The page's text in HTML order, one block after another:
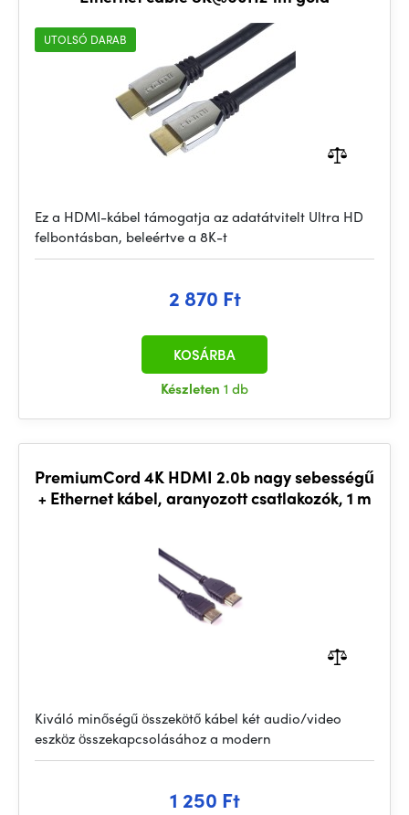
UTOLSÓ DARAB
Ez a HDMI-kábel támogatja az adatátvitelt Ultra HD
felbontásban, beleértve a 8K-t
2 870 Ft
Készleten 1 db
KOSÁRBA
PremiumCord 4K HDMI 2.0b nagy sebességű
+ Ethernet kábel, aranyozott csatlakozók, 1 m
Kiváló minőségű összekötő kábel két audio/video
eszköz összekapcsolásához a modern
1 250 Ft